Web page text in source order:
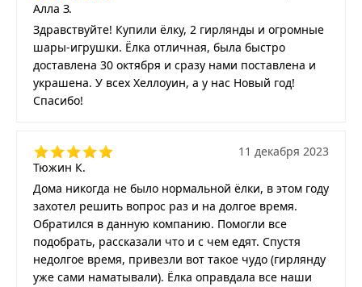
Алла З.
Здравствуйте! Купили ёлку, 2 гирлянды и огромные
шары-игрушки. Ёлка отличная, была быстро
доставлена 30 октября и сразу нами поставлена и
украшена. У всех Хеллоуин, а у нас Новый год!
Спасибо!
Тюжин К.
11 декабря 2023
Дома никогда не было нормальной ёлки, в этом году
захотел решить вопрос раз и на долгое время.
Обратился в данную компанию. Помогли все
подобрать, рассказали что и с чем едят. Спустя
недолгое время, привезли вот такое чудо (гирлянду
уже сами наматывали). Ёлка оправдала все наши